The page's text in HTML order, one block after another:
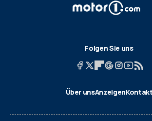
Folgen Sie uns
Über unsAnzeigenKontakt